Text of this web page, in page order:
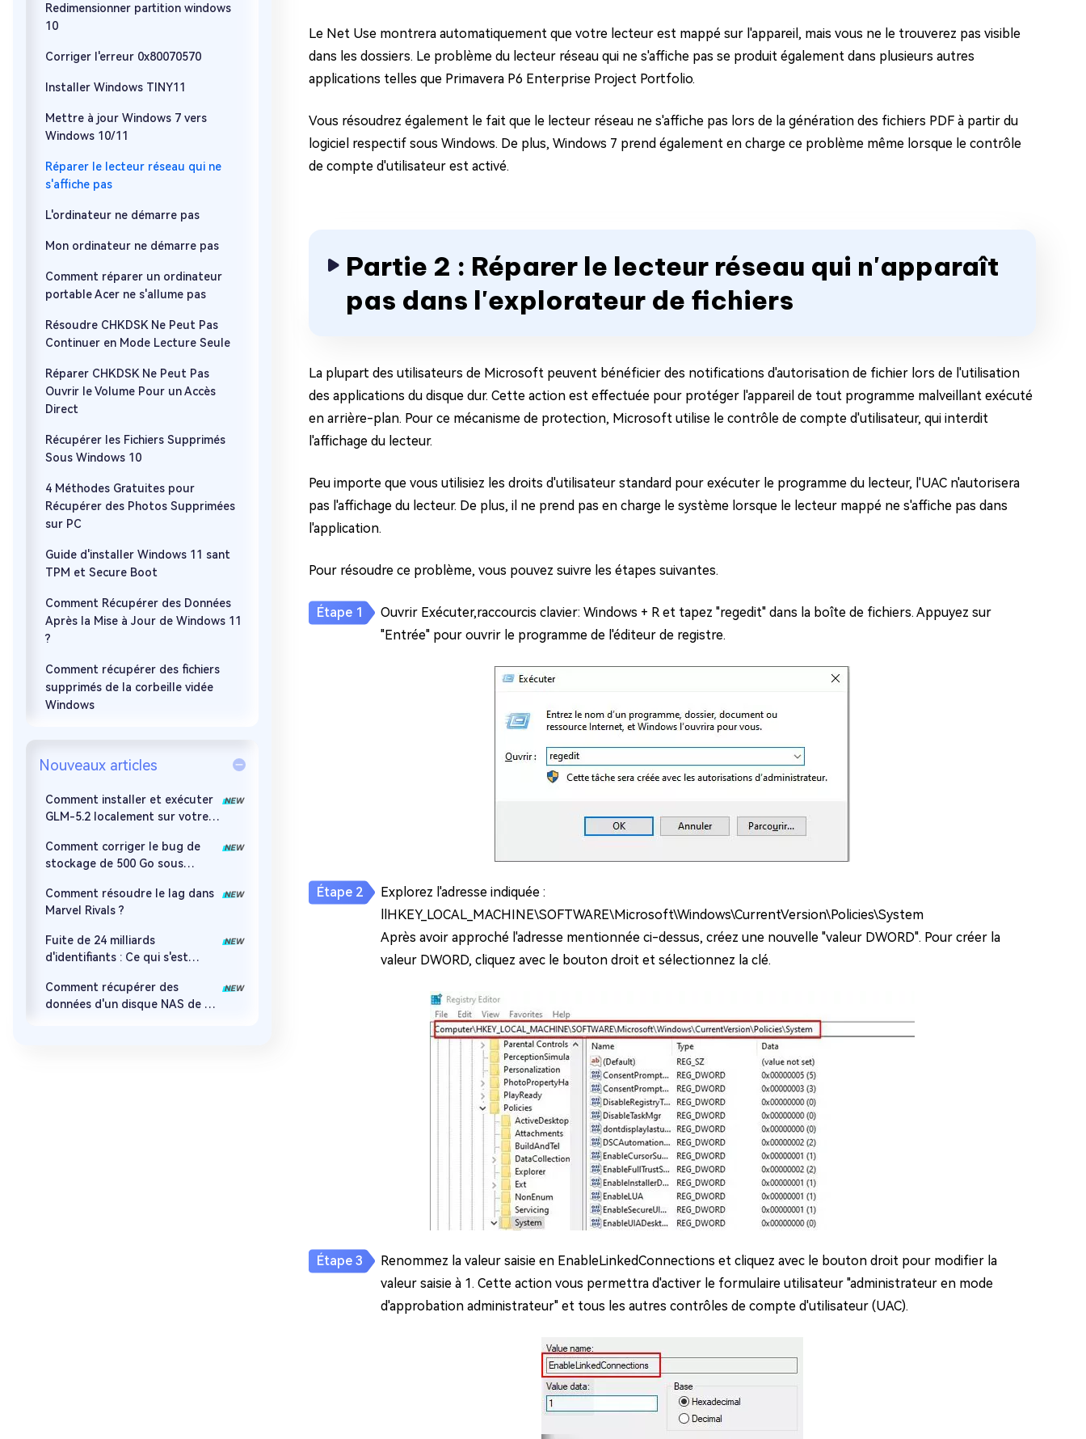
Redimensionner partition windows
10
Corriger l'erreur 0x80070570
Installer Windows TINY11
Mettre à jour Windows 7 vers
Windows 10/11
Réparer le lecteur réseau qui ne
s'affiche pas
L'ordinateur ne démarre pas
Mon ordinateur ne démarre pas
Comment réparer un ordinateur
portable Acer ne s'allume pas
Résoudre CHKDSK Ne Peut Pas
Continuer en Mode Lecture Seule
Réparer CHKDSK Ne Peut Pas
Ouvrir le Volume Pour un Accès
Direct
Récupérer les Fichiers Supprimés
Sous Windows 10
4 Méthodes Gratuites pour
Récupérer des Photos Supprimées
sur PC
Guide d'installer Windows 11 sant
TPM et Secure Boot
Comment Récupérer des Données
Après la Mise à Jour de Windows 11
?
Comment récupérer des fichiers
supprimés de la corbeille vidée
Windows
Nouveaux articles
Comment installer et exécuter
GLM-5.2 localement sur votre
Comment corriger le bug de
stockage de 500 Go sous
Comment résoudre le lag dans
Marvel Rivals ?
Fuite de 24 milliards
d'identifiants : Ce qui s'est
récupérer les données
Comment récupérer des
données d'un disque NAS de 5
Le Net Use montrera automatiquement que votre lecteur est mappé sur l'appareil, mais vous ne le trouverez pas visible
dans les dossiers. Le problème du lecteur réseau qui ne s'affiche pas se produit également dans plusieurs autres
applications telles que Primavera P6 Enterprise Project Portfolio.
Vous résoudrez également le fait que le lecteur réseau ne s'affiche pas lors de la génération des fichiers PDF à partir du
logiciel respectif sous Windows. De plus, Windows 7 prend également en charge ce problème même lorsque le contrôle
de compte d'utilisateur est activé.
Partie 2 : Réparer le lecteur réseau qui n'apparaît
pas dans l'explorateur de fichiers
La plupart des utilisateurs de Microsoft peuvent bénéficier des notifications d'autorisation de fichier lors de l'utilisation
des applications du disque dur. Cette action est effectuée pour protéger l'appareil de tout programme malveillant exécuté
en arrière-plan. Pour ce mécanisme de protection, Microsoft utilise le contrôle de compte d'utilisateur, qui interdit
l'affichage du lecteur.
Peu importe que vous utilisiez les droits d'utilisateur standard pour exécuter le programme du lecteur, l'UAC n'autorisera
pas l'affichage du lecteur. De plus, il ne prend pas en charge le système lorsque le lecteur mappé ne s'affiche pas dans
l'application.
Pour résoudre ce problème, vous pouvez suivre les étapes suivantes.
Ouvrir Exécuter,raccourcis clavier: Windows + R et tapez "regedit" dans la boîte de fichiers. Appuyez sur
"Entrée" pour ouvrir le programme de l'éditeur de registre.
Explorez l'adresse indiquée :
llHKEY_LOCAL_MACHINE\SOFTWARE\Microsoft\Windows\CurrentVersion\Policies\System
Après avoir approché l'adresse mentionnée ci-dessus, créez une nouvelle "valeur DWORD". Pour créer la
valeur DWORD, cliquez avec le bouton droit et sélectionnez la clé.
Renommez la valeur saisie en EnableLinkedConnections et cliquez avec le bouton droit pour modifier la
valeur saisie à 1. Cette action vous permettra d'activer le formulaire utilisateur "administrateur en mode
d'approbation administrateur" et tous les autres contrôles de compte d'utilisateur (UAC).